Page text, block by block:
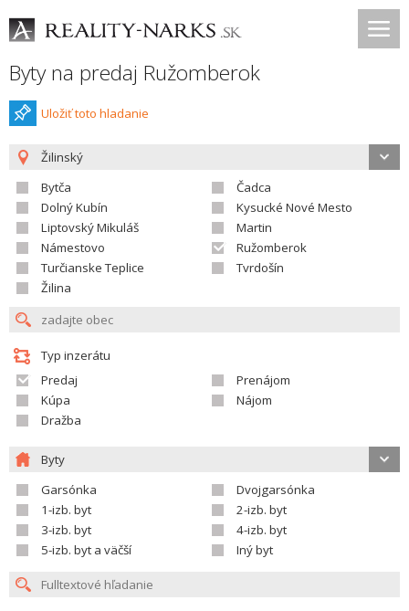
Byty na predaj Ružomberok
Uložiť toto hladanie
Žilinský
Bytča
Čadca
Dolný Kubín
Kysucké Nové Mesto
Liptovský Mikuláš
Martin
Námestovo
Ružomberok
Turčianske Teplice
Tvrdošín
Žilina
Typ inzerátu
Predaj
Prenájom
Kúpa
Nájom
Dražba
Byty
Garsónka
Dvojgarsónka
1-izb. byt
2-izb. byt
3-izb. byt
4-izb. byt
5-izb. byt a väčší
Iný byt